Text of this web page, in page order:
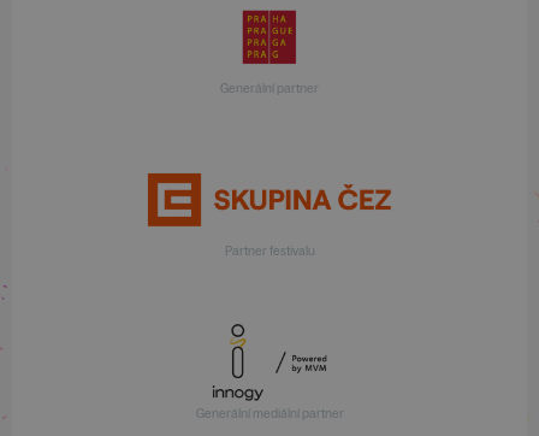
Generální partner
Partner festivalu
Generální mediální partner